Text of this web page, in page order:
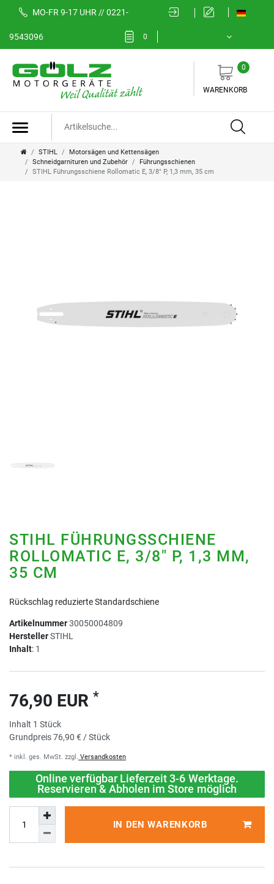
MO-FR 9-17 UHR // 0221-
9543096 0
0
WARENKORB
STIHL
Motorsägen und Kettensägen
Schneidgarnituren und Zubehör
Führungsschienen
STIHL Führungsschiene Rollomatic E, 3/8" P, 1,3 mm, 35 cm
STIHL FÜHRUNGSSCHIENE
ROLLOMATIC E, 3/8" P, 1,3 MM,
35 CM
Rückschlag reduzierte Standardschiene
Artikelnummer30050004809
HerstellerSTIHL
Inhalt: 1
76,90 EUR*
Inhalt 1 Stück
Grundpreis76,90 € / Stück
* inkl. ges. MwSt. zzgl. Versandkosten
Online verfügbar Lieferzeit 3-6 Werktage.
Reservieren & Abholen im Store möglich
IN DEN WARENKORB